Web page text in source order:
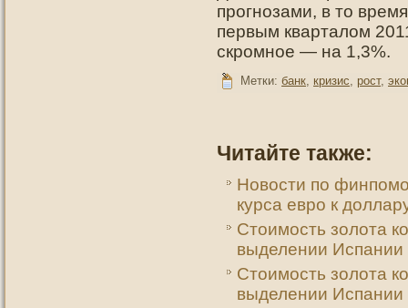
прогнозами, в то
первым кварталом
скромное — на 1,3%.
Метки: банк, кризис, рост,
Читайте также:
Новости по
курса евро к
Стоимость золота
выделении
Стоимость золота
выделении